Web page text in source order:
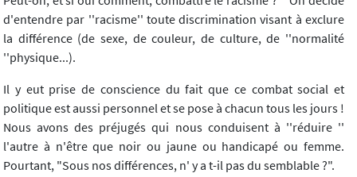
d'entendre par ''racisme'' toute discrimination visant à exclure
la différence (de sexe, de couleur, de culture, de ''normalité
''physique...).
Il y eut prise de conscience du fait que ce combat social et
politique est aussi personnel et se pose à chacun tous les jours !
Nous avons des préjugés qui nous conduisent à ''réduire ''
l'autre à n'être que noir ou jaune ou handicapé ou femme.
Pourtant, "Sous nos différences, n' y a t-il pas du semblable ?".